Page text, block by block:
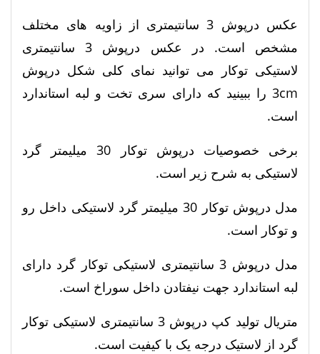
عکس درپوش 3 سانتیمتری از زاویه های مختلف
مشخص است. در عکس درپوش 3 سانتیمتری
لاستیکی توکار می توانید نمای کلی شکل درپوش
3cm را ببینید که دارای سری تخت و لبه استاندارد
است.
برخی خصوصیات درپوش توکار 30 میلیمتر گرد
لاستیکی به شرح زیر است.
مدل درپوش توکار 30 میلیمتر گرد لاستیکی داخل رو
و توکار است.
مدل درپوش 3 سانتیمتری لاستیکی توکار گرد دارای
لبه استاندارد جهت نیفتادن داخل سوراخ است.
متریال تولید کپ درپوش 3 سانتیمتری لاستیکی توکار
گرد از لاستیک درجه یک با کیفیت است.